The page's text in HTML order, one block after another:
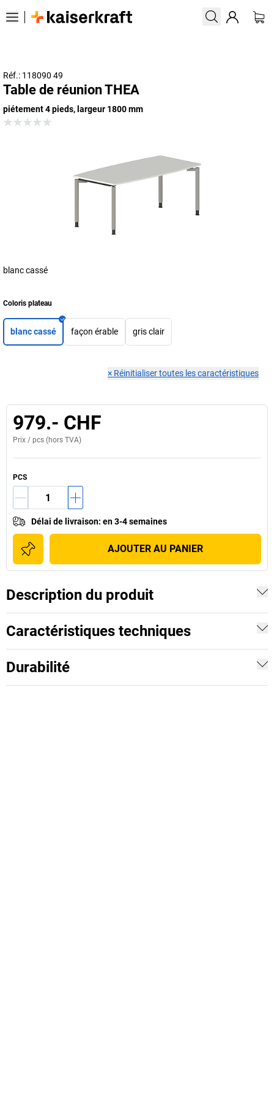
Réf.: 118090 49
Table de réunion THEA
piétement 4 pieds, largeur 1800 mm
blanc cassé
Coloris plateau
blanc cassé façon érable gris clair
× Réinitialiser toutes les caractéristiques
979.- CHF
Prix / pcs (hors TVA)
PCS
Délai de livraison: en 3-4 semaines
AJOUTER AU PANIER
Description du produit
Caractéristiques techniques
Durabilité